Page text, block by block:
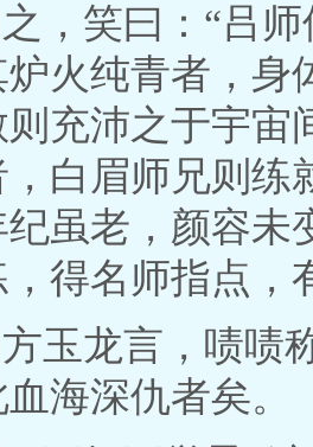
，笑曰：“吕
火纯青者，身
充沛之于宇宙
白眉师兄则练
虽老，颜容未
得名师指点，
玉龙言，啧啧
海深仇者矣。